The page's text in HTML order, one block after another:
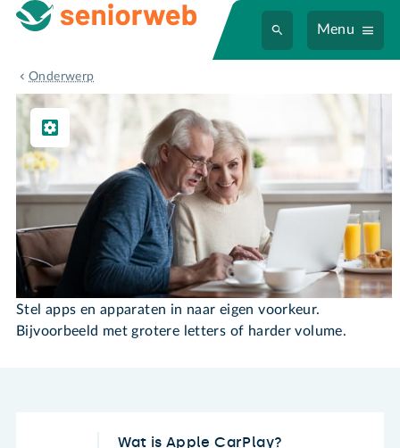
Menu
Onderwerp
Instellen & Gebruiken
Instellen & Gebruiken
Stel apps en apparaten in naar eigen voorkeur.
Bijvoorbeeld met grotere letters of harder volume.
Wat is Apple CarPlay?